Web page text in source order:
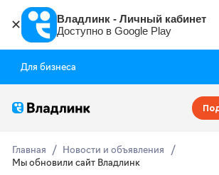
✕
Владлинк - Личный кабинет
Доступно в Google Play
Для бизнеса
Главная
Новости и объявления
Мы обновили сайт Владлинк